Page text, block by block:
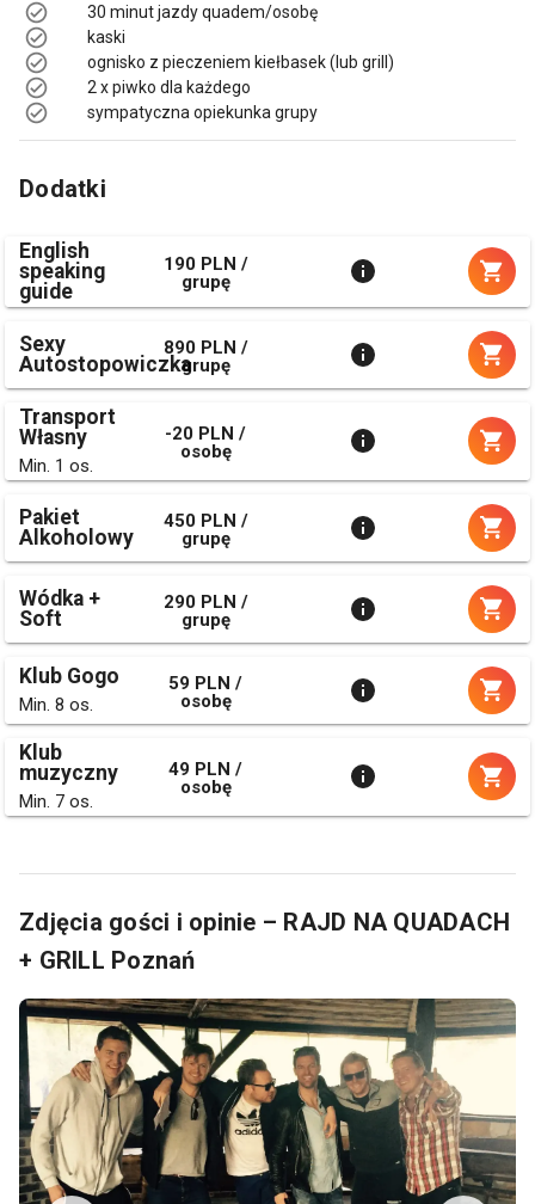
30 minut jazdy quadem/osobę
kaski
ognisko z pieczeniem kiełbasek (lub grill)
2 x piwko dla każdego
sympatyczna opiekunka grupy
Dodatki
English
speaking
guide
190 PLN /
grupę
Sexy
Autostopowiczka
890 PLN /
grupę
Transport
Własny
Min. 1 os.
-20 PLN /
osobę
Pakiet
Alkoholowy
450 PLN /
grupę
Wódka +
Soft
290 PLN /
grupę
Klub Gogo
Min. 8 os.
59 PLN /
osobę
Klub
muzyczny
Min. 7 os.
49 PLN /
osobę
Zdjęcia gości i opinie – RAJD NA QUADACH
+ GRILL Poznań